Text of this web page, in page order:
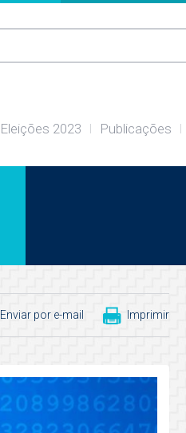
Eleições 2023 Publicações
Enviar por e-mail Imprimir